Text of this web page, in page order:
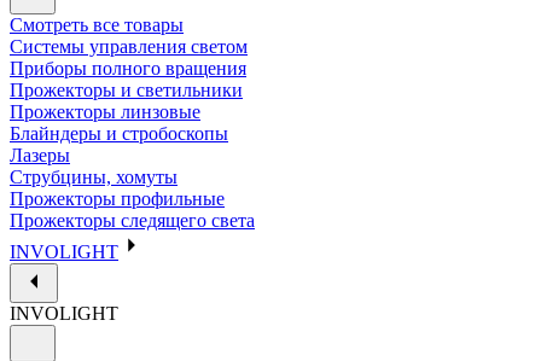
Смотреть все товары
Системы управления светом
Приборы полного вращения
Прожекторы и светильники
Прожекторы линзовые
Блайндеры и стробоскопы
Лазеры
Струбцины, хомуты
Прожекторы профильные
Прожекторы следящего света
INVOLIGHT
INVOLIGHT